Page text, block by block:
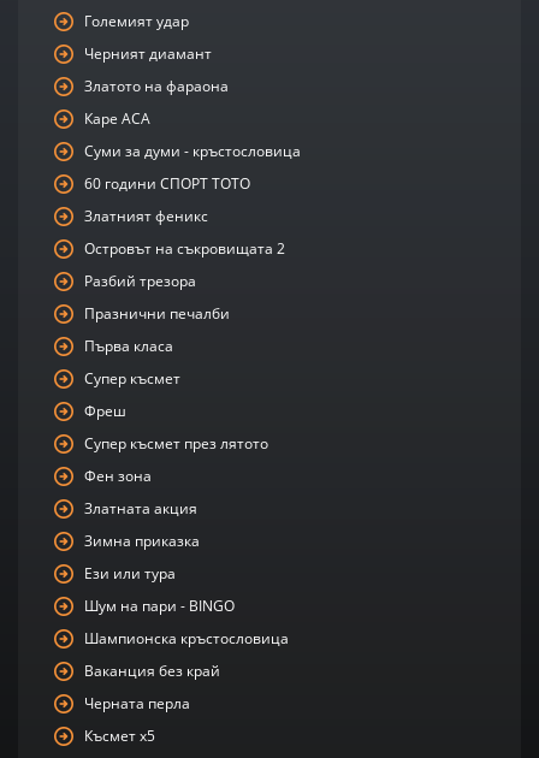
Големият удар
Черният диамант
Златото на фараона
Каре АСА
Суми за думи - кръстословица
60 години СПОРТ ТОТО
Златният феникс
Островът на съкровищата 2
Разбий трезора
Празнични печалби
Първа класа
Супер късмет
Фреш
Супер късмет през лятото
Фен зона
Златната акция
Зимна приказка
Ези или тура
Шум на пари - BINGO
Шампионска кръстословица
Ваканция без край
Черната перла
Късмет х5